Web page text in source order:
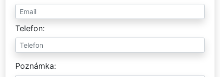
Telefon
Poznámka